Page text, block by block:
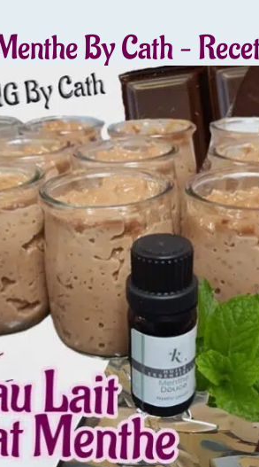
By Cath –